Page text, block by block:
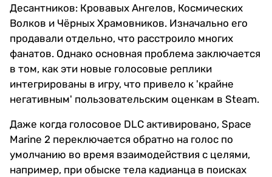
Десантников: Кровавых Ангелов, Космических
Волков и Чёрных Храмовников. Изначально его
продавали отдельно, что расстроило многих
фанатов. Однако основная проблема заключается
в том, как эти новые голосовые реплики
интегрированы в игру, что привело к 'крайне
негативным' пользовательским оценкам в Steam.
Даже когда голосовое DLC активировано, Space
Marine 2 переключается обратно на голос по
умолчанию во время взаимодействия с целями,
например, при обыске тела кадианца в поисках